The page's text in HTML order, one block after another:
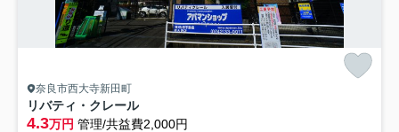
奈良市西大寺新田町
リバティ・クレール
4.3万円 管理/共益費2,000円